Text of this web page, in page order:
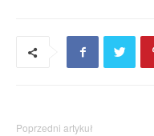
Poprzedni artykuł